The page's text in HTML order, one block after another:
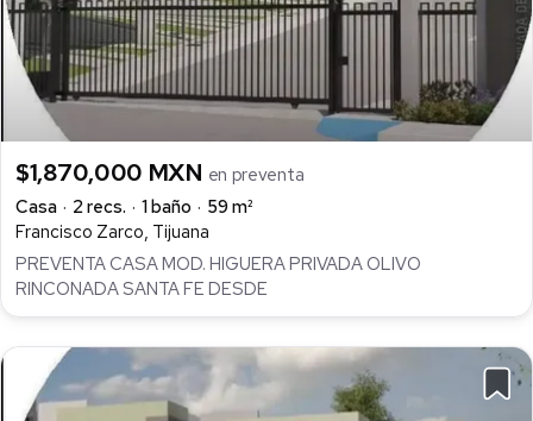
$1,870,000 MXN en preventa
Casa
2 recs. 1 baño
59 m²
Francisco Zarco, Tijuana
PREVENTA CASA MOD. HIGUERA PRIVADA OLIVO
RINCONADA SANTA FE DESDE